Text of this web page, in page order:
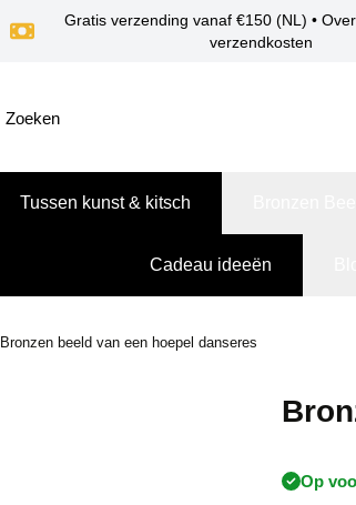
Gratis verzending vanaf €150 (NL) •
verzendkosten
Tussen kunst & kitsch
Cadeau ideeën
Bronzen beeld van een hoepel danseres
Op